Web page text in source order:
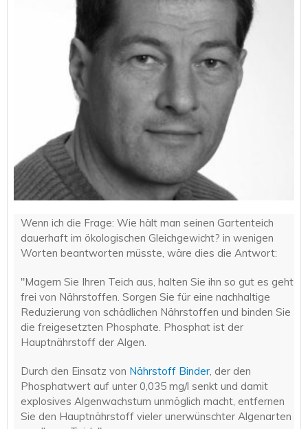
Wenn ich die Frage: Wie hält man seinen Gartenteich
dauerhaft im ökologischen Gleichgewicht? in wenigen
Worten beantworten müsste, wäre dies die Antwort:
"Magern Sie Ihren Teich aus, halten Sie ihn so gut es geht
frei von Nährstoffen. Sorgen Sie für eine nachhaltige
Reduzierung von schädlichen Nährstoffen und binden Sie
die freigesetzten Phosphate. Phosphat ist der
Hauptnährstoff der Algen.
Durch den Einsatz von Nährstoff Binder, der den
Phosphatwert auf unter 0,035 mg/l senkt und damit
explosives Algenwachstum unmöglich macht, entfernen
Sie den Hauptnährstoff vieler unerwünschter Algenarten